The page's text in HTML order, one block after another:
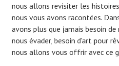
nous allons revisiter les
nous vous avons racontées.
avons plus que jamais besoin
nous évader, besoin d’art pour
nous allons vous offrir avec ce